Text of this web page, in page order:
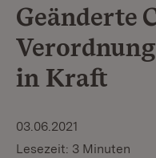
Geänderte
in Kraft
03.06.2021
Lesezeit: 3 Minuten